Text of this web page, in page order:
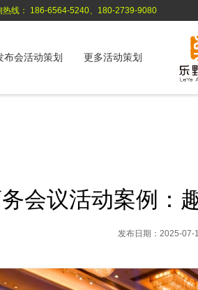
热线： 186-6564-5240、180-2739-9080
布会活动策划 更多活动策划
会议活动案例：
发布日期：2025-07-